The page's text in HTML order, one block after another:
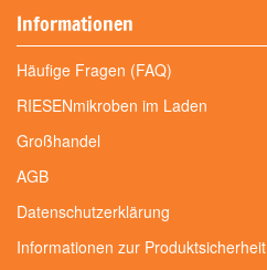
Informationen
Häufige Fragen (FAQ)
RIESENmikroben im Laden
Großhandel
AGB
Datenschutzerklärung
Informationen zur Produktsicherheit